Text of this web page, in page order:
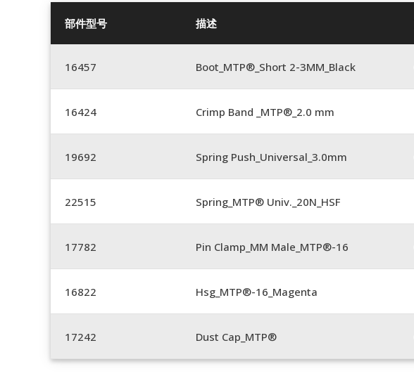
部件型号 描述
16457 Boot_MTP®_Short 2-3MM_Black
16424 Crimp Band _MTP®_2.0 mm
19692 Spring Push_Universal_3.0mm
22515 Spring_MTP® Univ._20N_HSF
17782 Pin Clamp_MM Male_MTP®-16
16822 Hsg_MTP®-16_Magenta
17242 Dust Cap_MTP®